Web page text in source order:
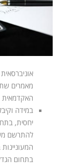
מאמרים
במידה
יחסית,
להתרשם
בתחום